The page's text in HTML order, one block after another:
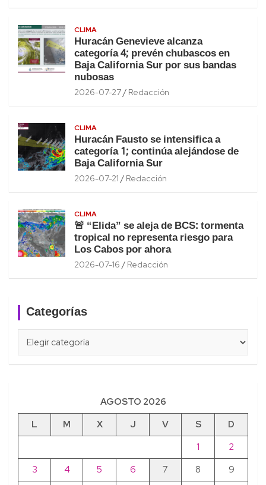
CLIMA
Huracán Genevieve alcanza
categoría 4; prevén chubascos en
Baja California Sur por sus bandas
nubosas
2026-07-27 Redacción
CLIMA
Huracán Fausto se intensifica a
categoría 1; continúa alejándose de
Baja California Sur
2026-07-21 Redacción
CLIMA
🚨 “Elida” se aleja de BCS: tormenta
tropical no representa riesgo para
Los Cabos por ahora
2026-07-16 Redacción
Categorías
AGOSTO 2026
L
M X J V S
D
1
2
3
4 5 6 7 8 9